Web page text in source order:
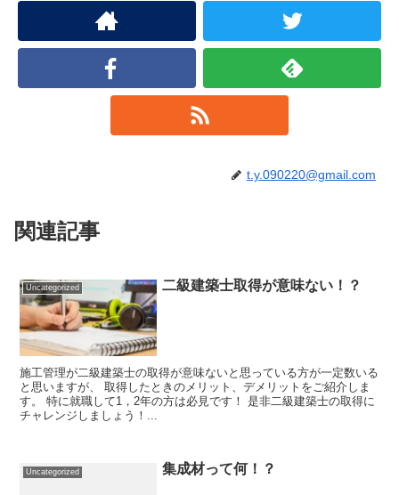
t.y.090220@gmail.com
関連記事
Uncategorized 二級建築士取得が意味ない！？
施工管理が二級建築士の取得が意味ないと思っている方が一定数いる
と思いますが、 取得したときのメリット、デメリットをご紹介しま
す。 特に就職して1，2年の方は必見です！ 是非二級建築士の取得に
チャレンジしましょう！...
Uncategorized 集成材って何！？